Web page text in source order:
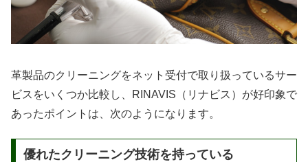
革製品のクリーニングをネット受付で取り扱っているサー
ビスをいくつか比較し、RINAVIS（リナビス）が好印象で
あったポイントは、次のようになります。
優れたクリーニング技術を持っている